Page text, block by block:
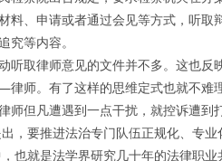
料、申请或者通过会见等方式，听
究等内容。
取律师意见的文件并不多。这也反
师。有了这样的思维定式也就不难
师但凡遭遇到一点干扰，就控诉遭到
要推进法治专门队伍正规化、专业
也就是法学界研究几十年的法律职